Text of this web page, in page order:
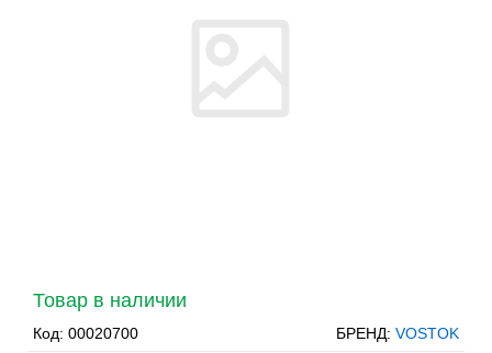
Товар в наличии
Код: 00020700 БРЕНД: VOSTOK